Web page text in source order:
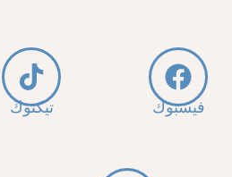
فيسبوك تيكتوك